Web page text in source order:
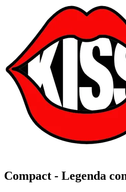
Compact - Legenda